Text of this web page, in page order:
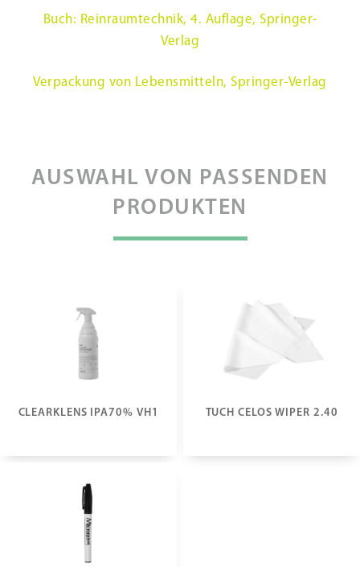
Buch: Reinraumtechnik, 4. Auflage, Springer-
Verlag
Verpackung von Lebensmitteln, Springer-Verlag
AUSWAHL VON PASSENDEN
PRODUKTEN
CLEARKLENS IPA70% VH1 TUCH CELOS WIPER 2.40